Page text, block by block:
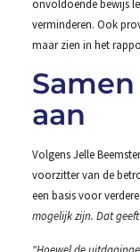
onvoldoende bewijs
verminderen. Ook
maar zien in het
aan
Volgens Jelle
voorzitter van de
een basis voor
mogelijk zijn. Dat